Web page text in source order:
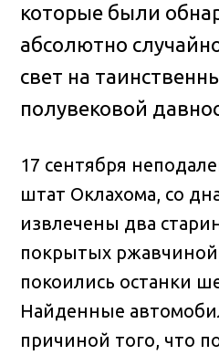
которые были
абсолютно
свет на
полувековой
17 сентября
штат Оклахома, со
извлечены два
покрытых
покоились останки
Найденные
причиной того, что